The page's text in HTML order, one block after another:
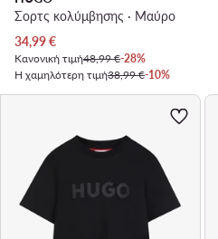
Σορτς κολύμβησης · Μαύρο
Τρέχουσα τιμή
34,99€
Κανονική τιμή48,99 €-28%
Η χαμηλότερη τιμή38,99 €-10%